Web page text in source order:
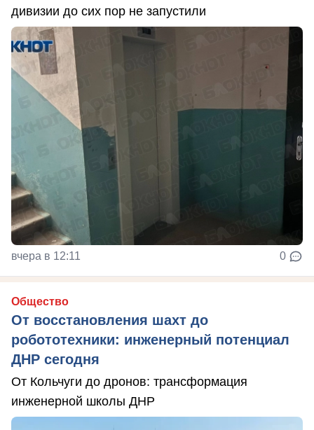
дивизии до сих пор не запустили
вчера в 12:11 0
Общество
От восстановления шахт до
робототехники: инженерный потенциал
ДНР сегодня
От Кольчуги до дронов: трансформация
инженерной школы ДНР